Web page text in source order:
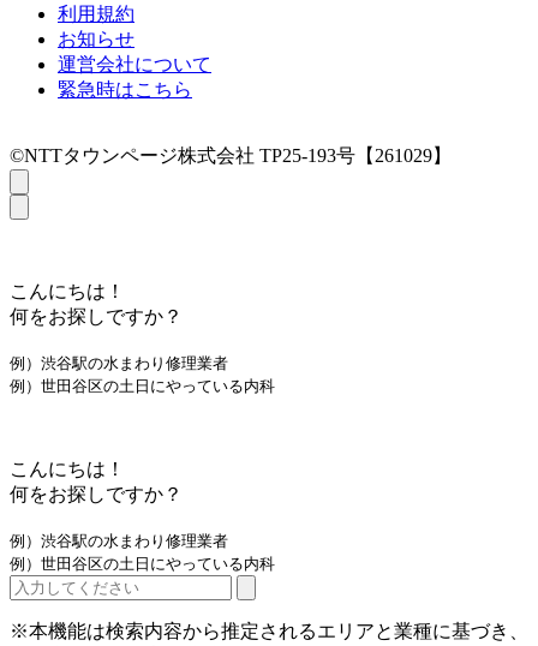
利用規約
お知らせ
運営会社について
緊急時はこちら
©NTTタウンページ株式会社 TP25-193号【261029】
こんにちは！
何をお探しですか？
例）渋谷駅の水まわり修理業者
例）世田谷区の土日にやっている内科
こんにちは！
何をお探しですか？
例）渋谷駅の水まわり修理業者
例）世田谷区の土日にやっている内科
※本機能は検索内容から推定されるエリアと業種に基づき、